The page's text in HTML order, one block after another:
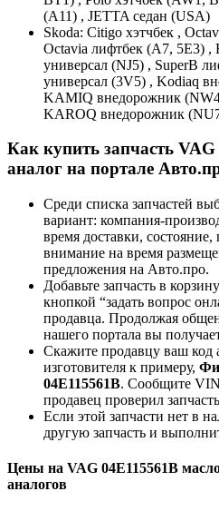
(A11) , JETTA седан (USA)
Skoda: Citigo хэтчбек ,
Octavia лифтбек (A7, 5E3) ,
универсал (NJ5) , SuperB
универсал (3V5) , Kodiaq
KAMIQ внедорожник
KAROQ внедорожник
Как купить запчасть
аналог на портале
Среди списка запчастей
вариант: компания-
время доставки, состояние,
внимание на время
предложения на Авто.про.
Добавьте запчасть в
кнопкой “задать вопрос
продавца. Продолжая
нашего портала вы
Скажите продавцу ваш код
изготовителя к примеру,
04E115561B. Сообщите
продавец проверил
Если этой запчасти нет в
другую запчасть и
Цены на VAG 04E115561B
аналогов